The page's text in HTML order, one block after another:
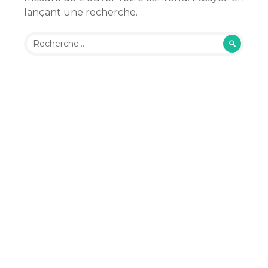
lançant une recherche.
Rechercher :